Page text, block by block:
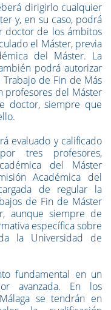
dirigirlo cualquier
y, en su caso, podrá
doctor de los ámbitos
el Máster, previa
del Máster. La
podrá autorizar
de Fin de Más
profesores del Máster
doctor, siempre que
evaluado y calificado
tres profesores,
del Máster
Académica del
de regular la
de Fin de Máster
aunque siempre de
específica sobre
la Universidad de
fundamental en un
avanzada. En los
se tendrán en